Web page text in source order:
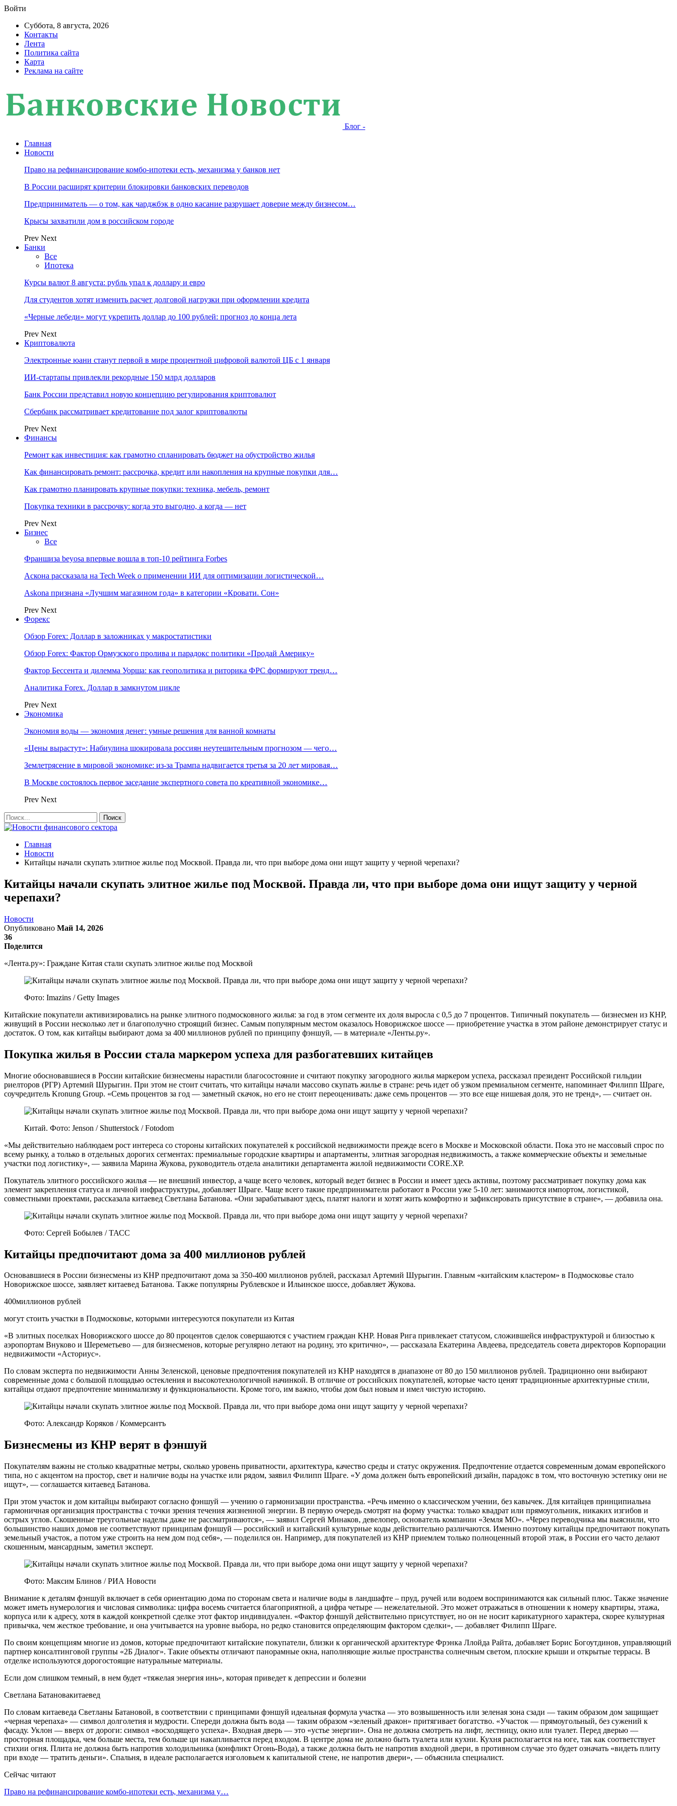
Войти
Суббота, 8 августа, 2026
Контакты
Лента
Политика сайта
Карта
Реклама на сайте
Блог -
Главная
Новости
Право на рефинансирование комбо-ипотеки есть, механизма у банков нет
В России расширят критерии блокировки банковских переводов
Предприниматель — о том, как чарджбэк в одно касание разрушает доверие между бизнесом…
Крысы захватили дом в российском городе
Prev Next
Банки
Все
Ипотека
Курсы валют 8 августа: рубль упал к доллару и евро
Для студентов хотят изменить расчет долговой нагрузки при оформлении кредита
«Черные лебеди» могут укрепить доллар до 100 рублей: прогноз до конца лета
Prev Next
Криптовалюта
Электронные юани станут первой в мире процентной цифровой валютой ЦБ с 1 января
ИИ-стартапы привлекли рекордные 150 млрд долларов
Банк России представил новую концепцию регулирования криптовалют
Сбербанк рассматривает кредитование под залог криптовалюты
Prev Next
Финансы
Ремонт как инвестиция: как грамотно спланировать бюджет на обустройство жилья
Как финансировать ремонт: рассрочка, кредит или накопления на крупные покупки для…
Как грамотно планировать крупные покупки: техника, мебель, ремонт
Покупка техники в рассрочку: когда это выгодно, а когда — нет
Prev Next
Бизнес
Все
Франшиза beyosa впервые вошла в топ-10 рейтинга Forbes
Аскона рассказала на Tech Week о применении ИИ для оптимизации логистической…
Askona признана «Лучшим магазином года» в категории «Кровати. Сон»
Prev Next
Форекс
Обзор Forex: Доллар в заложниках у макростатистики
Обзор Forex: Фактор Ормузского пролива и парадокс политики «Продай Америку»
Фактор Бессента и дилемма Уорша: как геополитика и риторика ФРС формируют тренд…
Аналитика Forex. Доллар в замкнутом цикле
Prev Next
Экономика
Экономия воды — экономия денег: умные решения для ванной комнаты
«Цены вырастут»: Набиулина шокировала россиян неутешительным прогнозом — чего…
Землетрясение в мировой экономике: из-за Трампа надвигается третья за 20 лет мировая…
В Москве состоялось первое заседание экспертного совета по креативной экономике…
Prev Next
Главная
Новости
Китайцы начали скупать элитное жилье под Москвой. Правда ли, что при выборе дома они ищут защиту у черной черепахи?
Китайцы начали скупать элитное жилье под Москвой. Правда ли, что при выборе дома они ищут защиту у черной
черепахи?
Новости
Опубликовано Май 14, 2026
36
Поделится
«Лента.ру»: Граждане Китая стали скупать элитное жилье под Москвой
Фото: Imazins / Getty Images
Китайские покупатели активизировались на рынке элитного подмосковного жилья: за год в этом сегменте их доля выросла с 0,5 до 7 процентов. Типичный покупатель — бизнесмен из КНР,
живущий в России несколько лет и благополучно строящий бизнес. Самым популярным местом оказалось Новорижское шоссе — приобретение участка в этом районе демонстрирует статус и
достаток. О том, как китайцы выбирают дома за 400 миллионов рублей по принципу фэншуй, — в материале «Ленты.ру».
Покупка жилья в России стала маркером успеха для разбогатевших китайцев
Многие обосновавшиеся в России китайские бизнесмены нарастили благосостояние и считают покупку загородного жилья маркером успеха, рассказал президент Российской гильдии
риелторов (РГР) Артемий Шурыгин. При этом не стоит считать, что китайцы начали массово скупать жилье в стране: речь идет об узком премиальном сегменте, напоминает Филипп Шраге,
соучредитель Kronung Group. «Семь процентов за год — заметный скачок, но его не стоит переоценивать: даже семь процентов — это все еще нишевая доля, это не тренд», — считает он.
Китай. Фото: Jenson / Shutterstock / Fotodom
«Мы действительно наблюдаем рост интереса со стороны китайских покупателей к российской недвижимости прежде всего в Москве и Московской области. Пока это не массовый спрос по
всему рынку, а только в отдельных дорогих сегментах: премиальные городские квартиры и апартаменты, элитная загородная недвижимость, а также коммерческие объекты и земельные
участки под логистику», — заявила Марина Жукова, руководитель отдела аналитики департамента жилой недвижимости CORE.XP.
Покупатель элитного российского жилья — не внешний инвестор, а чаще всего человек, который ведет бизнес в России и имеет здесь активы, поэтому рассматривает покупку дома как
элемент закрепления статуса и личной инфраструктуры, добавляет Шраге. Чаще всего такие предприниматели работают в России уже 5-10 лет: занимаются импортом, логистикой,
совместными проектами, рассказала китаевед Светлана Батанова. «Они зарабатывают здесь, платят налоги и хотят жить комфортно и зафиксировать присутствие в стране», — добавила она.
Фото: Сергей Бобылев / ТАСС
Китайцы предпочитают дома за 400 миллионов рублей
Основавшиеся в России бизнесмены из КНР предпочитают дома за 350-400 миллионов рублей, рассказал Артемий Шурыгин. Главным «китайским кластером» в Подмосковье стало
Новорижское шоссе, заявляет китаевед Батанова. Также популярны Рублевское и Ильинское шоссе, добавляет Жукова.
400миллионов рублей
могут стоить участки в Подмосковье, которыми интересуются покупатели из Китая
«В элитных поселках Новорижского шоссе до 80 процентов сделок совершаются с участием граждан КНР. Новая Рига привлекает статусом, сложившейся инфраструктурой и близостью к
аэропортам Внуково и Шереметьево — для бизнесменов, которые регулярно летают на родину, это критично», — рассказала Екатерина Авдеева, председатель совета директоров Корпорации
недвижимости «Асториус».
По словам эксперта по недвижимости Анны Зеленской, ценовые предпочтения покупателей из КНР находятся в диапазоне от 80 до 150 миллионов рублей. Традиционно они выбирают
современные дома с большой площадью остекления и высокотехнологичной начинкой. В отличие от российских покупателей, которые часто ценят традиционные архитектурные стили,
китайцы отдают предпочтение минимализму и функциональности. Кроме того, им важно, чтобы дом был новым и имел чистую историю.
Фото: Александр Коряков / Коммерсантъ
Бизнесмены из КНР верят в фэншуй
Покупателям важны не столько квадратные метры, сколько уровень приватности, архитектура, качество среды и статус окружения. Предпочтение отдается современным домам европейского
типа, но с акцентом на простор, свет и наличие воды на участке или рядом, заявил Филипп Шраге. «У дома должен быть европейский дизайн, парадокс в том, что восточную эстетику они не
ищут», — соглашается китаевед Батанова.
При этом участок и дом китайцы выбирают согласно фэншуй — учению о гармонизации пространства. «Речь именно о классическом учении, без кавычек. Для китайцев принципиальна
гармоничная организация пространства с точки зрения течения жизненной энергии. В первую очередь смотрят на форму участка: только квадрат или прямоугольник, никаких изгибов и
острых углов. Скошенные треугольные наделы даже не рассматриваются», — заявил Сергей Минаков, девелопер, основатель компании «Земля МО». «Через переводчика мы выяснили, что
большинство наших домов не соответствуют принципам фэншуй — российский и китайский культурные коды действительно различаются. Именно поэтому китайцы предпочитают покупать
земельный участок, а потом уже строить на нем дом под себя», — поделился он. Например, для покупателей из КНР приемлем только полноценный второй этаж, в России его часто делают
скошенным, мансардным, заметил эксперт.
Фото: Максим Блинов / РИА Новости
Внимание к деталям фэншуй включает в себя ориентацию дома по сторонам света и наличие воды в ландшафте – пруд, ручей или водоем воспринимаются как сильный плюс. Также значение
может иметь нумерология и числовая символика: цифра восемь считается благоприятной, а цифра четыре — нежелательной. Это может отражаться в отношении к номеру квартиры, этажа,
корпуса или к адресу, хотя в каждой конкретной сделке этот фактор индивидуален. «Фактор фэншуй действительно присутствует, но он не носит карикатурного характера, скорее культурная
привычка, чем жесткое требование, и она учитывается на уровне выбора, но редко становится определяющим фактором сделки», — добавляет Филипп Шраге.
По своим концепциям многие из домов, которые предпочитают китайские покупатели, близки к органической архитектуре Фрэнка Ллойда Райта, добавляет Борис Богоутдинов, управляющий
партнер консалтинговой группы «2Б Диалог». Такие объекты отличают панорамные окна, наполняющие жилые пространства солнечным светом, плоские крыши и открытые террасы. В
отделке используются дорогостоящие натуральные материалы.
Если дом слишком темный, в нем будет «тяжелая энергия инь», которая приведет к депрессии и болезни
Светлана Батановакитаевед
По словам китаеведа Светланы Батановой, в соответствии с принципами фэншуй идеальная формула участка — это возвышенность или зеленая зона сзади — таким образом дом защищает
«черная черепаха» — символ долголетия и мудрости. Спереди должна быть вода — таким образом «зеленый дракон» притягивает богатство. «Участок — прямоугольный, без сужений к
фасаду. Уклон — вверх от дороги: символ «восходящего успеха». Входная дверь — это «устье энергии». Она не должна смотреть на лифт, лестницу, окно или туалет. Перед дверью —
просторная площадка, чем больше места, тем больше ци накапливается перед входом. В центре дома не должно быть туалета или кухни. Кухня располагается на юге, так как соответствует
стихии огня. Плита не должна быть напротив холодильника (конфликт Огонь-Вода), а также должна быть не напротив входной двери, в противном случае это будет означать «видеть плиту
при входе — тратить деньги». Спальня, в идеале располагается изголовьем к капитальной стене, не напротив двери», — объяснила специалист.
Сейчас читают
Право на рефинансирование комбо-ипотеки есть, механизма у…